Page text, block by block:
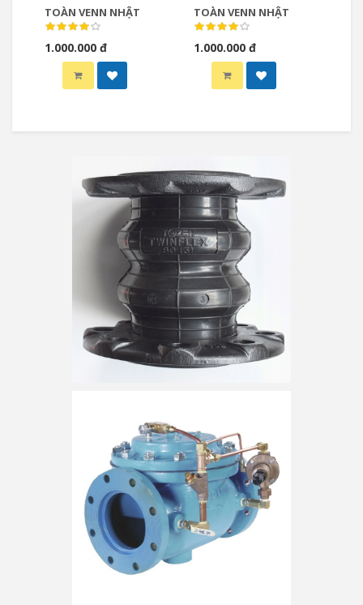
TOÀN VENN NHẬT
1.000.000 đ
TOÀN VENN NHẬT
1.000.000 đ